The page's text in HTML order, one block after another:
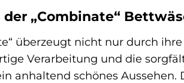
„Combinate“
überzeugt nicht nur durch
Verarbeitung und die
anhaltend schönes